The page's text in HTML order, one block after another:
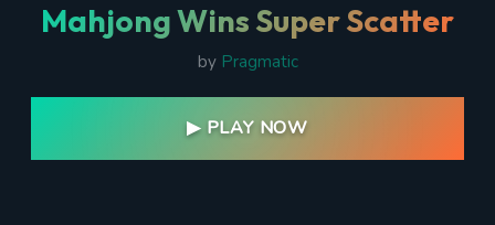
Mahjong Wins Super Scatter
by Pragmatic
▶ PLAY NOW